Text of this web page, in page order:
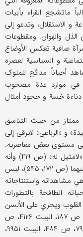
ماتشجع القراء بأبیات
و الاستقلال، وتدعو إلی
والهوان. ومقطوعات
صافیة تعکس الأوضاع
و السیاسیة لعصره
أحیاناً مدائح للملوک
في موارد عدة مصحوب
دناءة خسة و جحود أمثال
ممتاز من حیث التناسق
و «الرباعی» لایرقی إلی
مستوی بعض معاصریه.
وإن مایشیر به إلی نفسه أحیاناً من أنه شاعر «لامثیل له» (ص ۴۱۹) وأنه
یباري الشاعرین العنصري و الأنوري أو یتفوق علیهما (ص ۱۷۲، ۵۴۵)، لیس
هي مشاهداته واستنتاجاته
الطافحة بالتطورات
القلوب ویجري علی الألسن
وأصبحت بعض أقواله بشکل أمثال سائرة (ظ: ص ۱۸۷، البیت ۴۱۲۶، ص
۳۷۰، الأبیات ۷۶۷۹-۷۶۸۵، ص ۳۸۴، البیت ۷۹۶۰، ص ۴۸۴، البیت ۹۹۵۱،